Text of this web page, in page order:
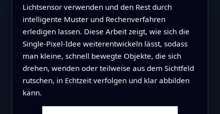
Lichtsensor verwenden und den Rest durch
intelligente Muster und Rechenverfahren
erledigen lassen. Diese Arbeit zeigt, wie sich die
Single‑Pixel‑Idee weiterentwickeln lässt, sodass
man kleine, schnell bewegte Objekte, die sich
drehen, wenden oder teilweise aus dem Sichtfeld
rutschen, in Echtzeit verfolgen und klar abbilden
kann.